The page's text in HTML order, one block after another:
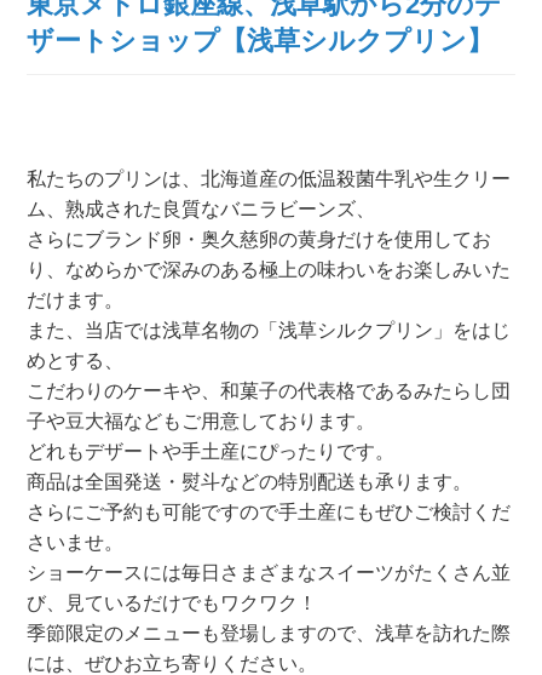
ザートショップ【浅草シルクプリン】
私たちのプリンは、北海道産の低温殺菌牛乳や生クリー
ム、熟成された良質なバニラビーンズ、
さらにブランド卵・奥久慈卵の黄身だけを使用してお
り、なめらかで深みのある極上の味わいをお楽しみいた
だけます。
また、当店では浅草名物の「浅草シルクプリン」をはじ
めとする、
こだわりのケーキや、和菓子の代表格であるみたらし団
子や豆大福などもご用意しております。
どれもデザートや手土産にぴったりです。
商品は全国発送・熨斗などの特別配送も承ります。
さらにご予約も可能ですので手土産にもぜひご検討くだ
さいませ。
ショーケースには毎日さまざまなスイーツがたくさん並
び、見ているだけでもワクワク！
季節限定のメニューも登場しますので、浅草を訪れた際
には、ぜひお立ち寄りください。